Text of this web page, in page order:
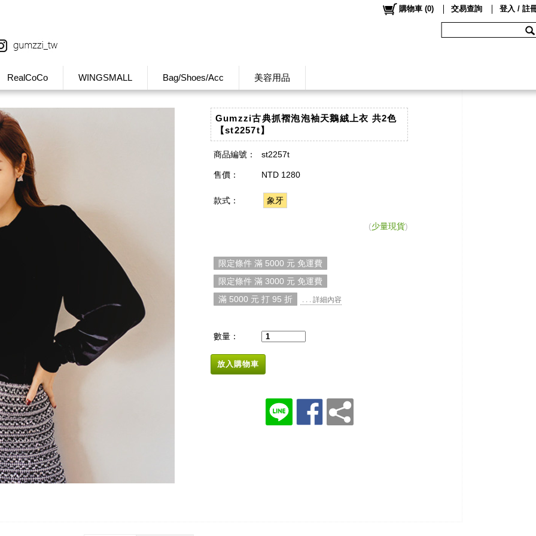
RealCoCo WINGSMALL Bag/Shoes/Acc 美容用品
購物車 (0) 交易查詢 登入 / 註
Gumzzi古典抓褶泡泡袖天鵝絨上衣 共2色
【st2257t】
商品編號： st2257t
售價： NTD 1280
款式： 象牙
(少量現貨)
限定條件 滿 5000 元 免運費
限定條件 滿 3000 元 免運費
滿 5000 元 打 95 折
. . . 詳細內容
數量：
放入購物車